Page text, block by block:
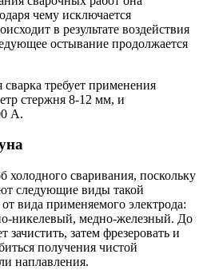
чему исключается
в результате воздействия
остывание продолжается
требует применения
стержня 8-12 мм, и
А.
холодного сваривания, поскольку
следующие виды такой
вида применяемого электрода:
никелевый, медно-железный. До
зачистить, затем фрезеровать и
получения чистой
наплавления.